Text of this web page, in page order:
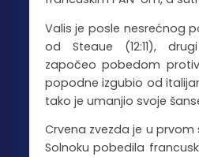
Valis je posle nesrećnog
od Steaue (12:11),
započeo pobedom
popodne izgubio od
tako je umanjio svoje
Crvena zvezda je u
Solnoku pobedila